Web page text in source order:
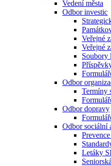
Vedení města
Odbor investic
Veřejné
Veřejné
Soubory
Odbor
Termíny
Odbor dopravy
Odbor sociální
Letáky